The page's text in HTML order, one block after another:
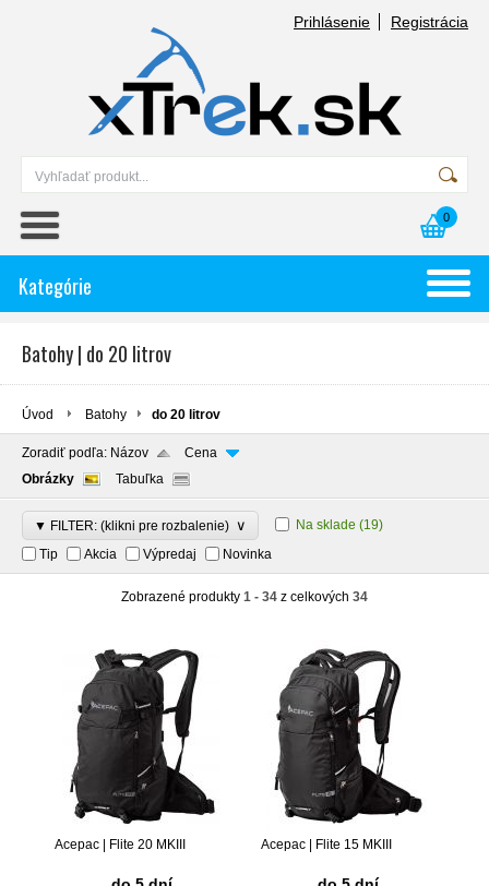
Prihlásenie Registrácia
0
Kategórie
Batohy | do 20 litrov
Úvod Batohy do 20 litrov
Zoradiť podľa: Názov
Cena
Obrázky
Tabuľka
▼ FILTER: (klikni pre rozbalenie) ∨ Na sklade (19)
Tip
Akcia Výpredaj Novinka
Zobrazené produkty 1 - 34 z celkových 34
Acepac | Flite 20 MKIII Acepac | Flite 15 MKIII